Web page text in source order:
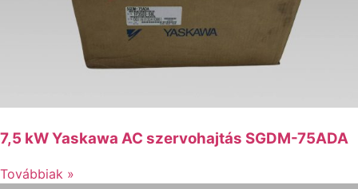
7,5 kW Yaskawa AC szervohajtás SGDM-75ADA
Továbbiak »